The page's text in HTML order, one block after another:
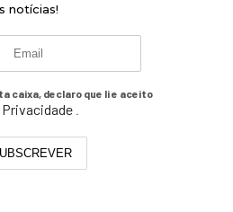
notícias!
caixa, declaro que li e aceito